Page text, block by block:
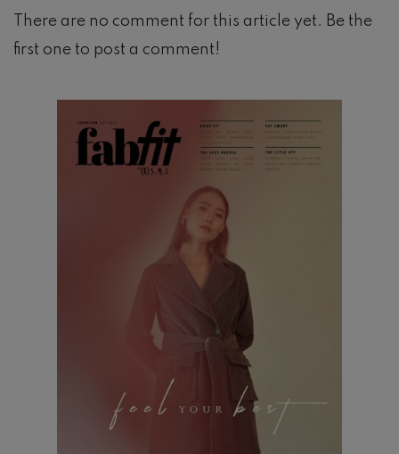
There are no comment for this article yet. Be the
first one to post a comment!